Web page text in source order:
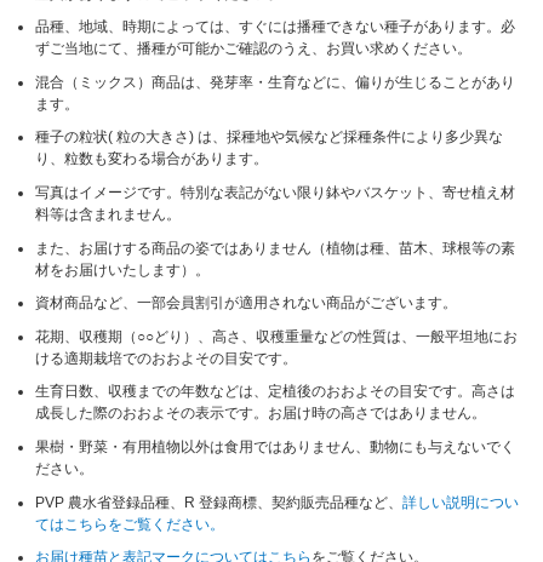
品種、地域、時期によっては、すぐには播種できない種子があります。必
ずご当地にて、播種が可能かご確認のうえ、お買い求めください。
混合（ミックス）商品は、発芽率・生育などに、偏りが生じることがあり
ます。
種子の粒状( 粒の大きさ) は、採種地や気候など採種条件により多少異な
り、粒数も変わる場合があります。
写真はイメージです。特別な表記がない限り鉢やバスケット、寄せ植え材
料等は含まれません。
また、お届けする商品の姿ではありません（植物は種、苗木、球根等の素
材をお届けいたします）。
資材商品など、一部会員割引が適用されない商品がございます。
花期、収穫期（○○どり）、高さ、収穫重量などの性質は、一般平坦地にお
ける適期栽培でのおおよその目安です。
生育日数、収穫までの年数などは、定植後のおおよその目安です。高さは
成長した際のおおよその表示です。お届け時の高さではありません。
果樹・野菜・有用植物以外は食用ではありません、動物にも与えないでく
ださい。
PVP 農水省登録品種、R 登録商標、契約販売品種など、詳しい説明につい
てはこちらをご覧ください。
お届け種苗と表記マークについてはこちら をご覧ください。